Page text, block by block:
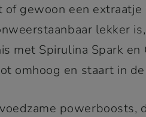
gewoon een
lekker
met Spirulina Spark
omhoog en staart in
powerboosts,